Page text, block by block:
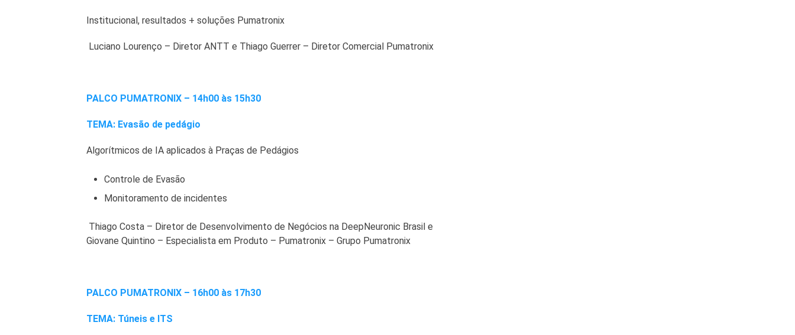
Institucional, resultados + soluções Pumatronix
Luciano Lourenço – Diretor ANTT e Thiago Guerrer – Diretor Comercial Pumatronix
PALCO PUMATRONIX – 14h00 às 15h30
TEMA: Evasão de pedágio
Algorítmicos de IA aplicados à Praças de Pedágios
Controle de Evasão
Monitoramento de incidentes
Thiago Costa – Diretor de Desenvolvimento de Negócios na DeepNeuronic Brasil e
Giovane Quintino – Especialista em Produto – Pumatronix – Grupo Pumatronix
PALCO PUMATRONIX – 16h00 às 17h30
TEMA: Túneis e ITS